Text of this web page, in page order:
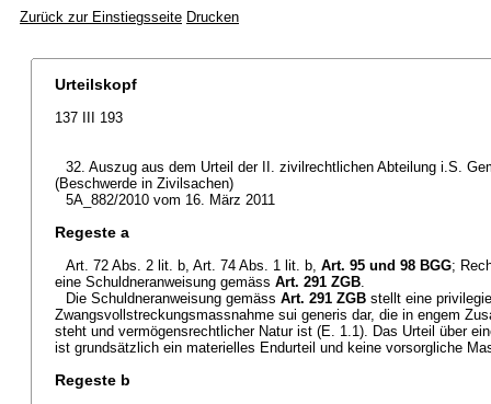
Zurück zur Einstiegsseite Drucken
Urteilskopf
137 III 193
32. Auszug aus dem Urteil der II. zivilrechtlichen Abteilung i.S.
(Beschwerde in Zivilsachen)
5A_882/2010 vom 16. März 2011
Regeste a
Art. 72 Abs. 2 lit. b, Art. 74 Abs. 1 lit. b, Art. 95 und 98 BGG;
eine Schuldneranweisung gemäss Art. 291 ZGB.
Die Schuldneranweisung gemäss Art. 291 ZGB stellt eine
Zwangsvollstreckungsmassnahme sui generis dar, die in engem
steht und vermögensrechtlicher Natur ist (E. 1.1). Das Urteil über
ist grundsätzlich ein materielles Endurteil und keine vorsorgliche
Regeste b